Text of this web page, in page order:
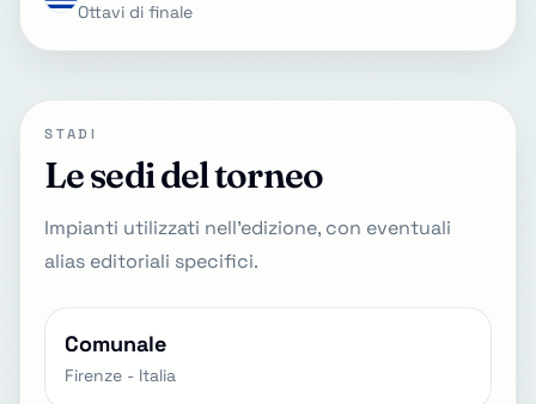
Ottavi di finale
STADI
Le sedi del torneo
Impianti utilizzati nell'edizione, con eventuali
alias editoriali specifici.
Comunale
Firenze - Italia